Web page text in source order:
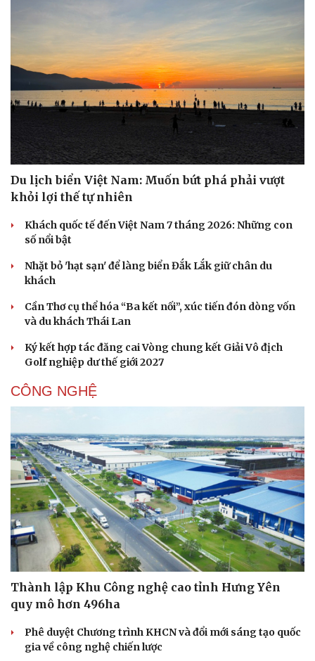
Văn hóa
Sân khấu - Điện ảnh
Văn học
Âm nhạc
Di sản
Giải trí
Nghệ sĩ
Thời trang
Sao Việt
Du lịch biển Việt Nam: Muốn bứt phá phải vượt
khỏi lợi thế tự nhiên
Khách quốc tế đến Việt Nam 7 tháng 2026: Những con
số nổi bật
Nhặt bỏ 'hạt sạn' để làng biển Đắk Lắk giữ chân du
khách
Cần Thơ cụ thể hóa “Ba kết nối”, xúc tiến đón dòng vốn
và du khách Thái Lan
Ký kết hợp tác đăng cai Vòng chung kết Giải Vô địch
Golf nghiệp dư thế giới 2027
CÔNG NGHỆ
Thành lập Khu Công nghệ cao tỉnh Hưng Yên
quy mô hơn 496ha
Phê duyệt Chương trình KHCN và đổi mới sáng tạo quốc
gia về công nghệ chiến lược